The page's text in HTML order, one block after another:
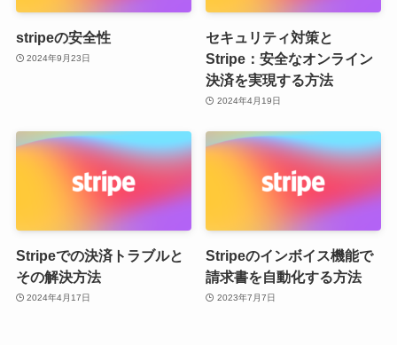
stripeの安全性
2024年9月23日
セキュリティ対策と
Stripe：安全なオンライン
決済を実現する方法
2024年4月19日
Stripeでの決済トラブルと
その解決方法
2024年4月17日
Stripeのインボイス機能で
請求書を自動化する方法
2023年7月7日